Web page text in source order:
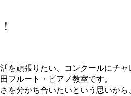
を頑張りたい、コンクールにチ
フルート・ピアノ教室です。
を分かち合いたいという思いから